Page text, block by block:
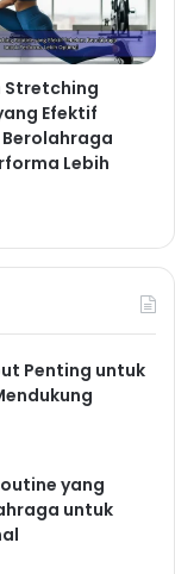
Stretching
Efektif
Berolahraga
Lebih
Penting untuk
yang
untuk